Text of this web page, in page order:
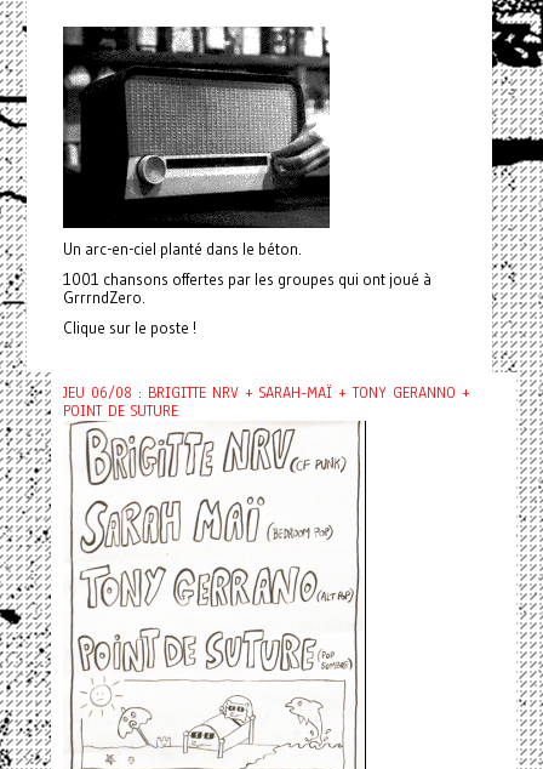
Un arc-en-ciel planté dans le béton.
1001 chansons offertes par les groupes qui ont joué à
GrrrndZero.
Clique sur le poste !
JEU 06/08 : BRIGITTE NRV + SARAH-MAÏ + TONY GERANNO +
POINT DE SUTURE